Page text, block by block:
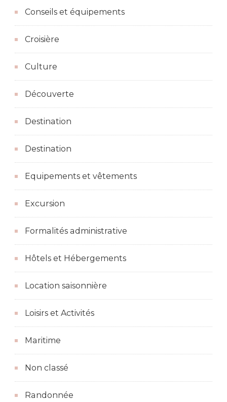
Conseils et équipements
Croisière
Culture
Découverte
Destination
Destination
Equipements et vêtements
Excursion
Formalités administrative
Hôtels et Hébergements
Location saisonnière
Loisirs et Activités
Maritime
Non classé
Randonnée